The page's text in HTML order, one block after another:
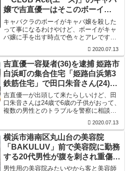
嬢で吉直優一はそこのボーイ
Facebook特定
キャバクラのボーイがキャバ嬢を殺した
って事になるわけやけど、ボーイがキャ
バ嬢に手を出す時点で色々とアレです
2020.07.13
吉直優一容疑者(36)を逮捕 姫路市
白浜町の集合住宅「姫路白浜第3
鉄筋住宅」で田口朱音さん(24)を
刺殺
吉直優一が出頭して来たらしいけど、田
口朱音さんは24歳で6歳の子供がおって、
複数の男性とのトラブルを警察に相談し
の息子は母親が刺されて血まみれの現場
を目撃してるわけやけど、この先大丈夫
なんか心配ですな。
2020.07.13
横浜市港南区丸山台の美容院
「BAKULUV」前で美容院に勤務
する20代男性が腹を刺され重傷
犯人逃走中
男性用の美容院みたいやから客と美容師